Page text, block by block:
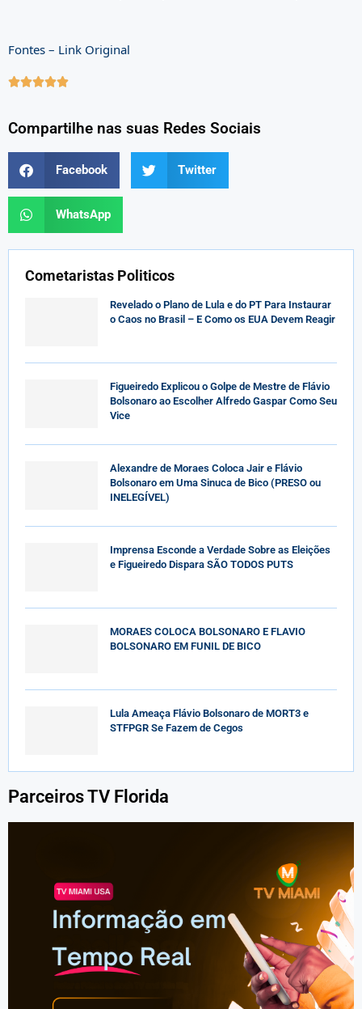
Fontes – Link Original

Compartilhe nas suas Redes Sociais
Facebook Twitter
WhatsApp
Cometaristas Politicos
Revelado o Plano de Lula e do PT Para Instaurar
o Caos no Brasil – E Como os EUA Devem Reagir
Figueiredo Explicou o Golpe de Mestre de Flávio
Bolsonaro ao Escolher Alfredo Gaspar Como Seu
Vice
Alexandre de Moraes Coloca Jair e Flávio
Bolsonaro em Uma Sinuca de Bico (PRESO ou
INELEGÍVEL)
Imprensa Esconde a Verdade Sobre as Eleições
e Figueiredo Dispara SÃO TODOS PUTS
MORAES COLOCA BOLSONARO E FLAVIO
BOLSONARO EM FUNIL DE BICO
Lula Ameaça Flávio Bolsonaro de MORT3 e
STFPGR Se Fazem de Cegos
Parceiros TV Florida